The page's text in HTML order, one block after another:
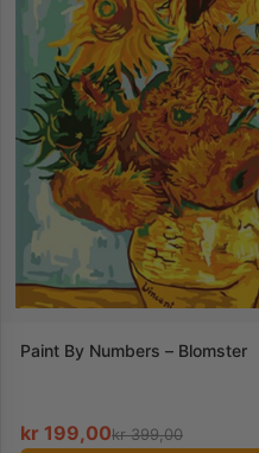
Paint By Numbers – Blomster
kr 199,00kr399,00